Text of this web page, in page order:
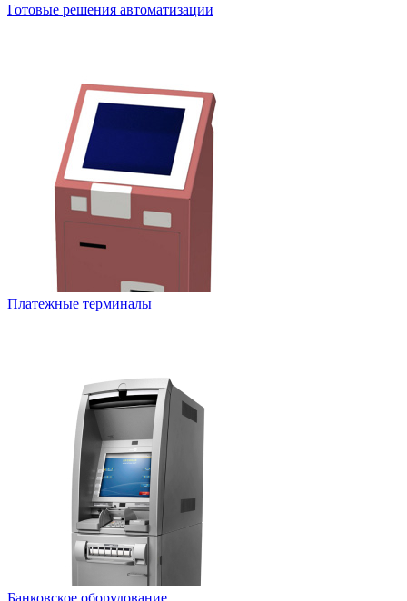
Готовые решения автоматизации
Платежные терминалы
Банковское оборудование